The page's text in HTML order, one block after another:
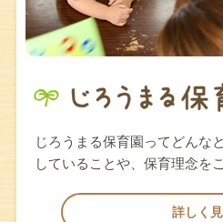
じろうまる保育園ってどんな
していることや、保育理念を
詳しく